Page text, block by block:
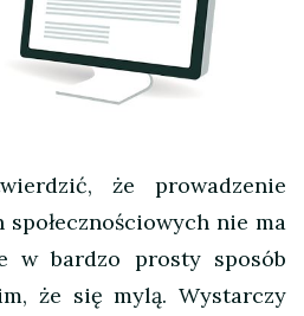
że prowadzenie
nie ma
w bardzo prosty sposób
że się mylą. Wystarczy